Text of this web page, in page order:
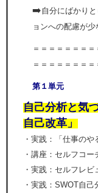
➡️自分にばかり
ョンへの配慮が少
＝＝＝＝＝＝＝
＝＝＝＝＝＝＝＝
第１単元
自己分析と気
自己改革」
・実践：「仕事のや
・講座：セルフコ
・実践：セルフレ
・実践：SWOT自